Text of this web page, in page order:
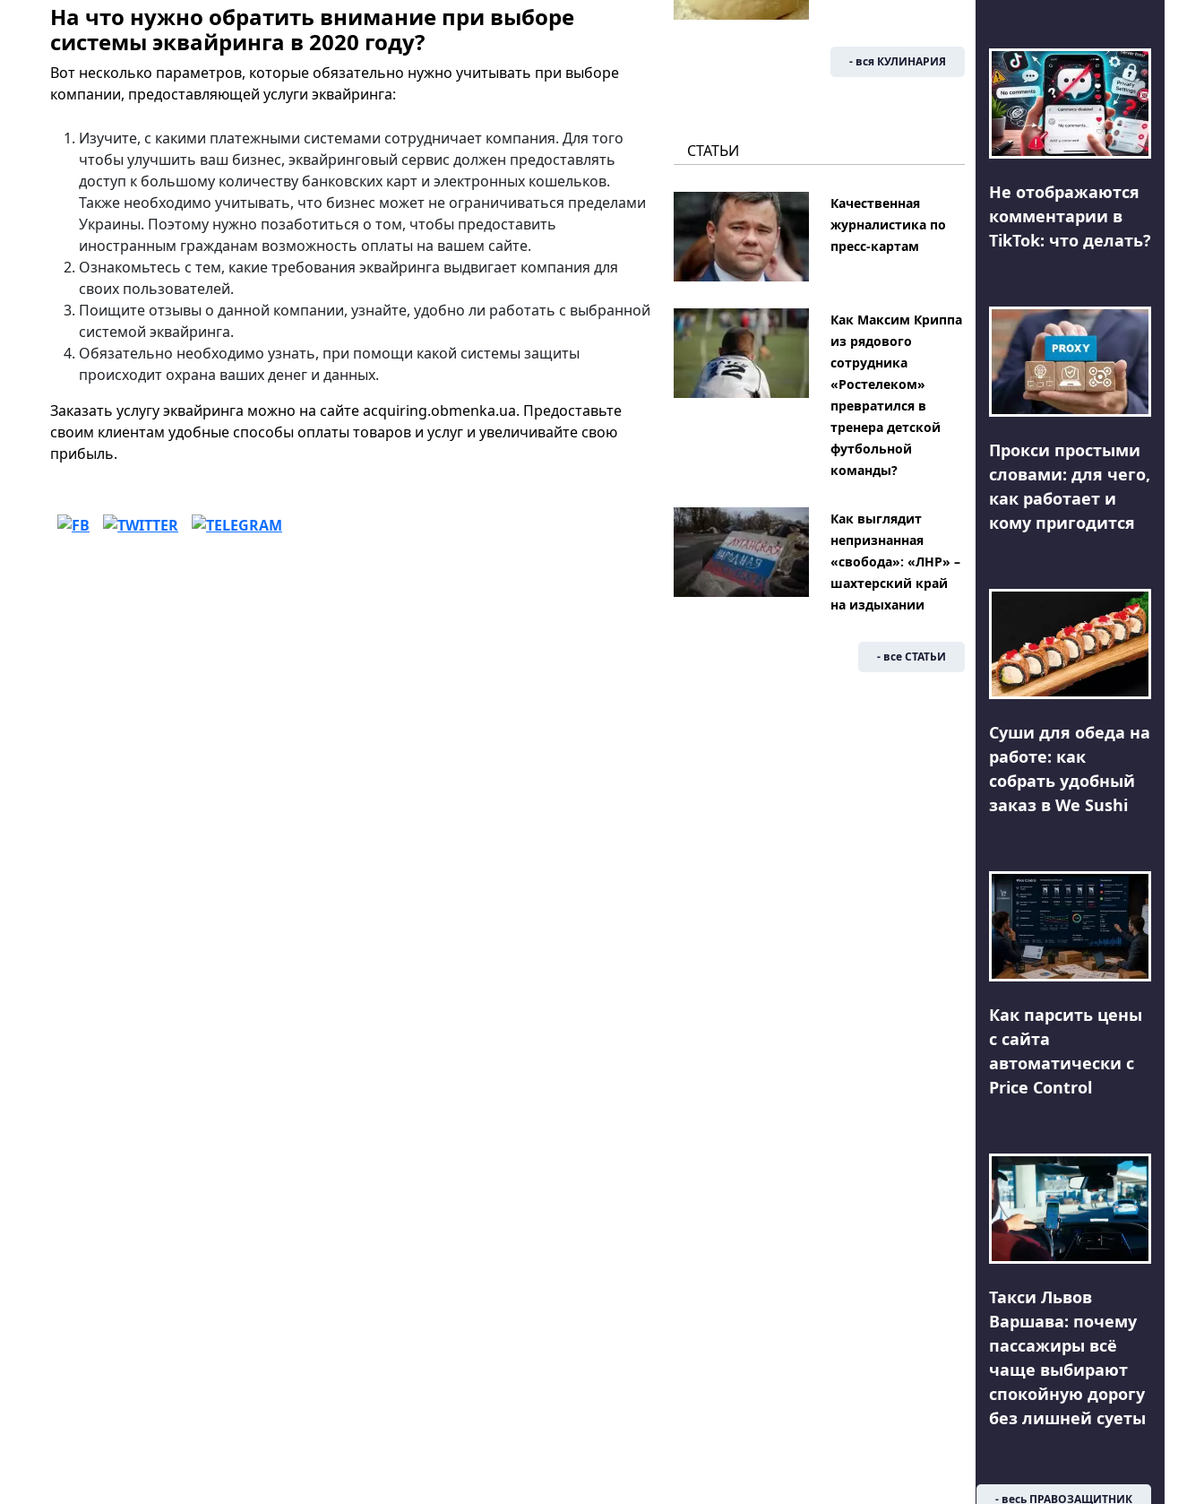
На что нужно обратить внимание при выборе
системы эквайринга в 2020 году?
Вот несколько параметров, которые обязательно нужно учитывать при выборе
компании, предоставляющей услуги эквайринга:
Изучите, с какими платежными системами сотрудничает компания. Для того
чтобы улучшить ваш бизнес, эквайринговый сервис должен предоставлять
доступ к большому количеству банковских карт и электронных кошельков.
Также необходимо учитывать, что бизнес может не ограничиваться пределами
Украины. Поэтому нужно позаботиться о том, чтобы предоставить
иностранным гражданам возможность оплаты на вашем сайте.
Ознакомьтесь с тем, какие требования эквайринга выдвигает компания для
своих пользователей.
Поищите отзывы о данной компании, узнайте, удобно ли работать с выбранной
системой эквайринга.
Обязательно необходимо узнать, при помощи какой системы защиты
происходит охрана ваших денег и данных.
Заказать услугу эквайринга можно на сайте acquiring.obmenka.ua. Предоставьте
своим клиентам удобные способы оплаты товаров и услуг и увеличивайте свою
прибыль.
- вся КУЛИНАРИЯ
СТАТЬИ
Качественная
журналистика по
пресс-картам
Как Максим Криппа
из рядового
сотрудника
«Ростелеком»
превратился в
тренера детской
футбольной
команды?
Как выглядит
непризнанная
«свобода»: «ЛНР» –
шахтерский край
на издыхании
- все СТАТЬИ
Не отображаются
комментарии в
TikTok: что делать?
Прокси простыми
словами: для чего,
как работает и
кому пригодится
Суши для обеда на
работе: как
собрать удобный
заказ в We Sushi
Как парсить цены
с сайта
автоматически с
Price Control
Такси Львов
Варшава: почему
пассажиры всё
чаще выбирают
спокойную дорогу
без лишней суеты
- весь ПРАВОЗАЩИТНИК